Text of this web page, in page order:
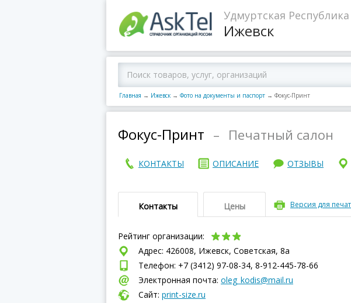
Удмуртская Республика
Ижевск
Главная → Ижевск → Фото на документы и паспорт → Фокус-Принт
Фокус-Принт – Печатный салон
КОНТАКТЫ ОПИСАНИЕ ОТЗЫВЫ
Контакты Цены Версия для
Рейтинг организации:
Адрес: 426008, Ижевск, Советская, 8а
Телефон: +7 (3412) 97-08-34, 8-912-445-78-66
Электронная почта: oleg_kodis@mail.ru
Сайт: print-size.ru